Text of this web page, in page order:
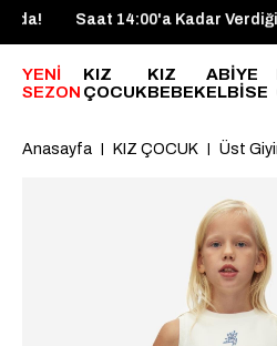
Kargoda! Saat 14:00'a
YENİ
SEZON
KIZ
ÇOCUK
KIZ
BEBEK
ABİYE
ELBİSE
Anasayfa KIZ ÇOCUK Üst